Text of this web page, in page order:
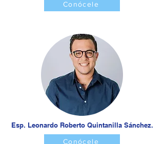
Conócele
Esp. Leonardo Roberto Quintanilla Sánchez.
Conócele